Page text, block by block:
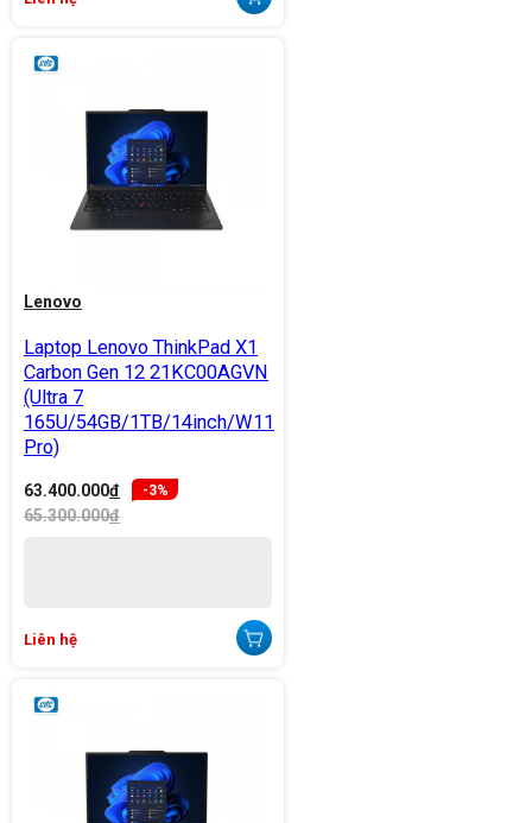
Lenovo
Laptop Lenovo ThinkPad X1
Carbon Gen 12 21KC00AGVN
(Ultra 7
165U/54GB/1TB/14inch/W11
Pro)
63.400.000đ -3%
65.300.000đ
Liên hệ